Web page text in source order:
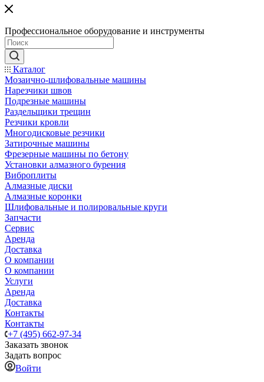
Профессиональное оборудование и инструменты
Каталог
Мозаично-шлифовальные машины
Нарезчики швов
Подрезные машины
Раздельщики трещин
Резчики кровли
Многодисковые резчики
Затирочные машины
Фрезерные машины по бетону
Установки алмазного бурения
Виброплиты
Алмазные диски
Алмазные коронки
Шлифовальные и полировальные круги
Запчасти
Сервис
Аренда
Доставка
О компании
О компании
Услуги
Аренда
Доставка
Контакты
Контакты
+7 (495) 662-97-34
Заказать звонок
Задать вопрос
Войти